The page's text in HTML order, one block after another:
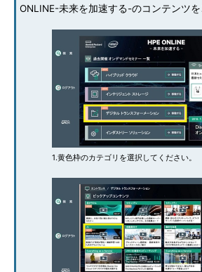
ONLINE-未来を加速する-のコンテンツを
1.黄色枠のカテゴリを選択してください。